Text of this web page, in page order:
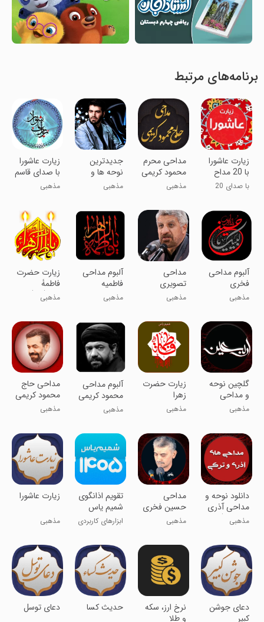
برنامه‌های مرتبط
زیارت عاشورا
با 20 مداح
با صدای 20
مداحی محرم
محمود کریمی
مذهبی
جدیدترین
نوحه ها و
مداحی های
مذهبی
زیارت عاشورا
با صدای قاسم
سلیمانی
مذهبی
آلبوم مداحی
فخری
مذهبی
مداحی
تصویری
صادق
مذهبی
آلبوم مداحی
فاطمیه
مذهبی
زیارت حضرت
فاطمۀ
زهرا(س)صوتی
مذهبی
گلچین نوحه
و مداحی
اربعین
مذهبی
زیارت حضرت
زهرا
مذهبی
آلبوم مداحی
محمود کریمی
مذهبی
مداحی حاج
محمود کریمی
بدون نیاز به
مذهبی
دانلود نوحه و
مداحی آذری
و ترکی (
مذهبی
مداحی
حسین فخری
مذهبی
‏‏‏تقویم اذانگوی
شمیم یاس
1405
ابزارهای کاربردی
‏زیارت عاشورا
مذهبی
دعای جوشن
کبیر
‏نرخ ارز، سکه
و طلا
حدیث کسا دعای توسل